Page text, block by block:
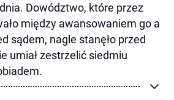
Dowództwo, które przez
między awansowaniem go a
sądem, nagle stanęło przed
umiał zestrzelić siedmiu